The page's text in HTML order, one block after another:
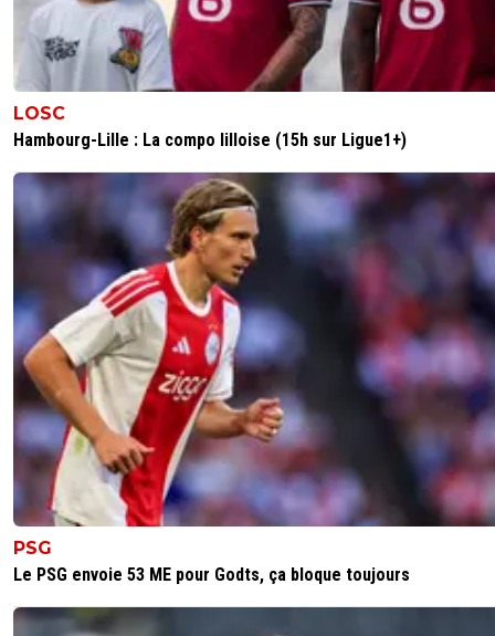
LOSC
Hambourg-Lille : La compo lilloise (15h sur Ligue1+)
PSG
Le PSG envoie 53 ME pour Godts, ça bloque toujours